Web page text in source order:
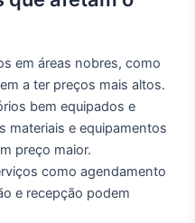
em áreas nobres, como
a ter preços mais altos.
bem equipados e
materiais e equipamentos
preço maior.
como agendamento
e recepção podem